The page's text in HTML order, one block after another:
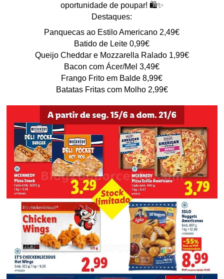
oportunidade de poupar! 🛍️✨
Destaques:
Panquecas ao Estilo Americano 2,49€
Batido de Leite 0,99€
Queijo Cheddar e Mozzarella Ralado 1,99€
Bacon com Ácer/Mel 3,49€
Frango Frito em Balde 8,99€
Batatas Fritas com Molho 2,99€